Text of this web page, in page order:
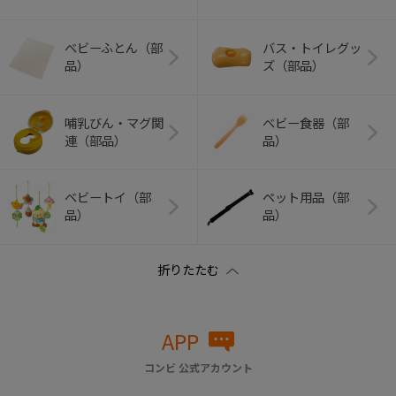
ベビーふとん（部
品）
バス・トイレグッ
ズ（部品）
哺乳びん・マグ関
連（部品）
ベビー食器（部
品）
ベビートイ（部
品）
ペット用品（部
品）
APP
コンビ 公式アカウント